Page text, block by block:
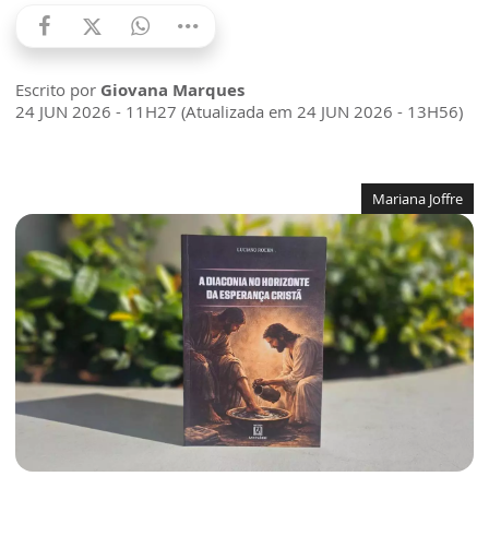
Escrito por Giovana Marques
24 JUN 2026 - 11H27 (Atualizada em 24 JUN 2026 - 13H56)
Mariana Joffre